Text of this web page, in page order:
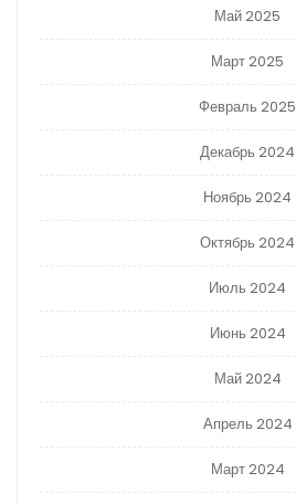
Май 2025
Март 2025
Февраль 2025
Декабрь 2024
Ноябрь 2024
Октябрь 2024
Июль 2024
Июнь 2024
Май 2024
Апрель 2024
Март 2024